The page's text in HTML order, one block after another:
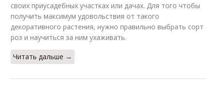
своих приусадебных участках или дачах. Для того чтобы
получить максимум удовольствия от такого
декоративного растения, нужно правильно выбрать сорт
роз и научиться за ним ухаживать.
Читать дальше →